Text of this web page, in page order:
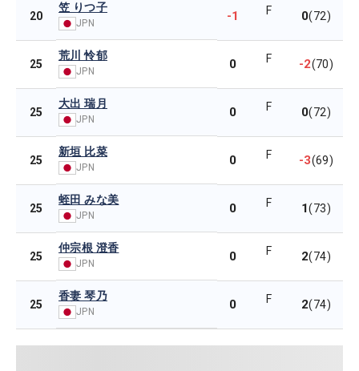
20
笠 りつ子
JPN -1 F 0(72)
25
荒川 怜郁
JPN 0 F -2(70)
25
大出 瑞月
JPN 0 F 0(72)
25
新垣 比菜
JPN 0 F -3(69)
25
蛭田 みな美
JPN 0 F 1(73)
25
仲宗根 澄香
JPN 0 F 2(74)
25
香妻 琴乃
JPN 0 F 2(74)